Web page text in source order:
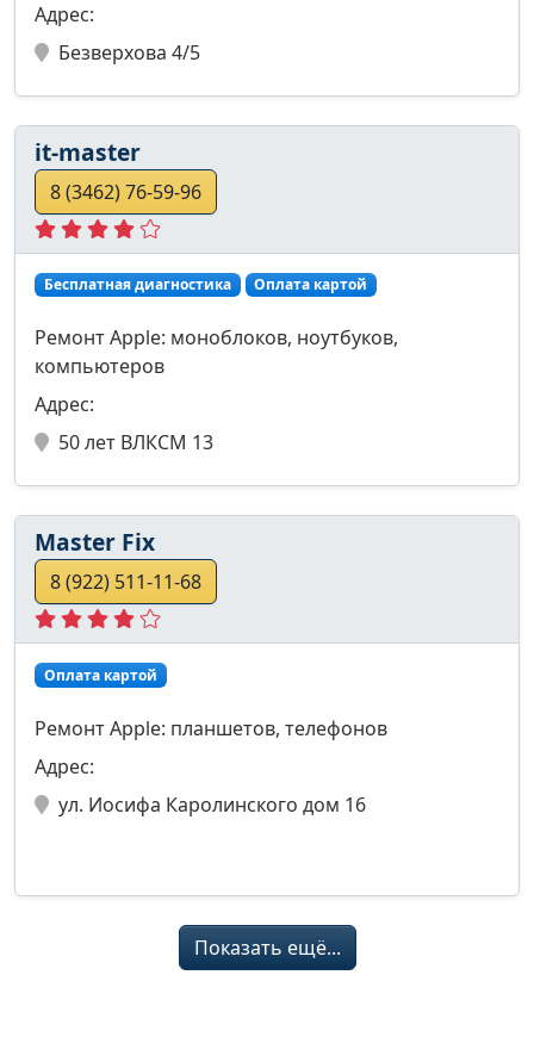
Адрес:
Безверхова 4/5
it-master
8 (3462) 76-59-96
Бесплатная диагностика Оплата картой
Ремонт Apple: моноблоков, ноутбуков,
компьютеров
Адрес:
50 лет ВЛКСМ 13
Master Fix
8 (922) 511-11-68
Оплата картой
Ремонт Apple: планшетов, телефонов
Адрес:
ул. Иосифа Каролинского дом 16
Показать ещё...